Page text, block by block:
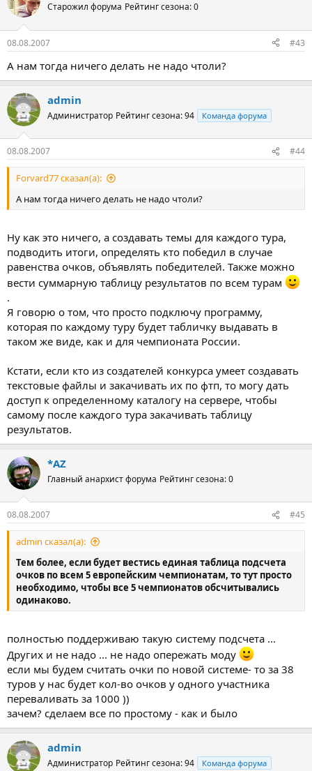
Старожил форума Рейтинг сезона: 0
08.08.2007 #43
А нам тогда ничего делать не надо чтоли?
admin
Администратор Рейтинг сезона: 94 Команда форума
08.08.2007 #44
Forvard77 сказал(а):
А нам тогда ничего делать не надо чтоли?
Ну как это ничего, а создавать темы для каждого тура,
подводить итоги, определять кто победил в случае
равенства очков, объявлять победителей. Также можно
вести суммарную таблицу результатов по всем турам
.
Я говорю о том, что просто подключу программу,
которая по каждому туру будет табличку выдавать в
таком же виде, как и для чемпионата России.
Кстати, если кто из создателей конкурса умеет создавать
текстовые файлы и закачивать их по фтп, то могу дать
доступ к определенному каталогу на сервере, чтобы
самому после каждого тура закачивать таблицу
результатов.
*AZ
Главный анархист форума Рейтинг сезона: 0
08.08.2007 #45
admin сказал(а):
Тем более, если будет вестись единая таблица подсчета
очков по всем 5 европейским чемпионатам, то тут просто
необходимо, чтобы все 5 чемпионатов обсчитывались
одинаково.
полностью поддерживаю такую систему подсчета ...
Других и не надо ... не надо опережать моду
если мы будем считать очки по новой системе- то за 38
туров у нас будет кол-во очков у одного участника
переваливать за 1000 ))
зачем? сделаем все по простому - как и было
admin
Администратор Рейтинг сезона: 94 Команда форума